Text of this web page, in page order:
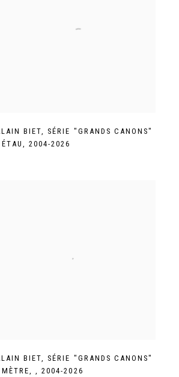
BIET, SÉRIE "GRANDS CANONS"
,2004-2026
BIET, SÉRIE "GRANDS CANONS"
,,2004-2026